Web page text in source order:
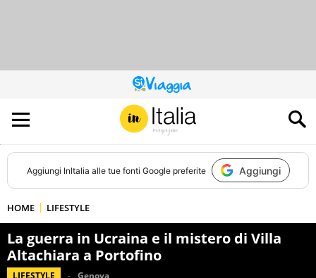
QUESTO
SITO
CONTRIBUISCE
ALL’AUDIENCE
DI
Aggiungi InItalia alle tue fonti Google preferite Aggiungi
HOME LIFESTYLE
La guerra in Ucraina e il mistero di Villa
Altachiara a Portofino
LIFESTYLE Genova